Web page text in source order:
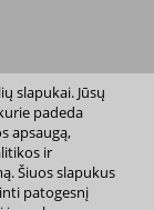
slapukai. Jūsų
padeda
apsaugą,
ir
Šiuos slapukus
patogesnį